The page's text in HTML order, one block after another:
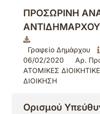
ΠΡΟΣΩΡΙΝΗ
ΑΝΤΙΔΗΜΑΡΧΟΥ
Γραφείο Δημάρχου
06/02/2020
Αρ.
ΑΤΟΜΙΚΕΣ
ΔΙΟΙΚΗΣΗ
Ορισμού